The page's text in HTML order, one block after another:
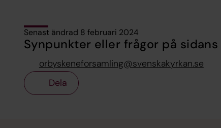
Senast ändrad 8 februari 2024
Synpunkter eller frågor på
orbyskeneforsamling@svenskakyrkan.se
Dela